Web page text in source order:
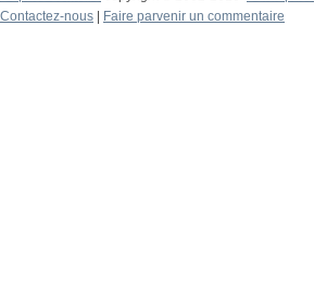
Contactez-nous
Faire parvenir un commentaire